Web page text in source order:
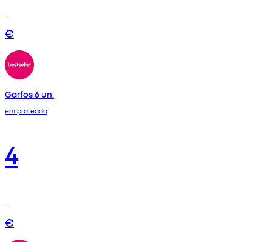
€
Garfos 6 un.
em prateado
4
€